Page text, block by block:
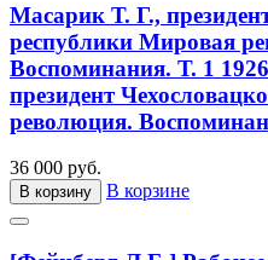
Масарик Т. Г.,
республики Мировая
Воспоминания. Т. 1 1926
президент
революция.
36 000 руб.
В корзину В корзине